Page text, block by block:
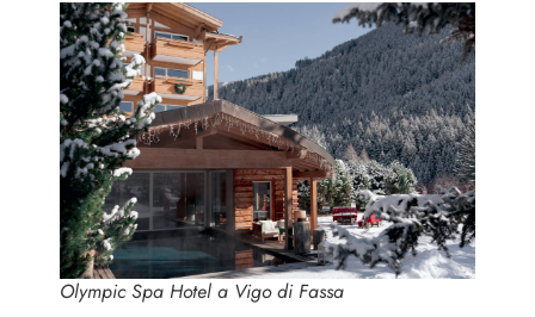
Olympic Spa Hotel a Vigo di Fassa